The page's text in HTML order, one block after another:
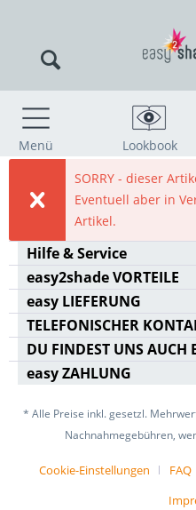
Menü Lookbook
SORRY - dieser
Eventuell aber in
Artikel.
Hilfe & Service
easy2shade VORTEILE
easy LIEFERUNG
TELEFONISCHER
DU FINDEST UNS AUCH
easy ZAHLUNG
* Alle Preise inkl. gesetzl.
Nachnahmegebühren,
Cookie-Einstellungen FAQ